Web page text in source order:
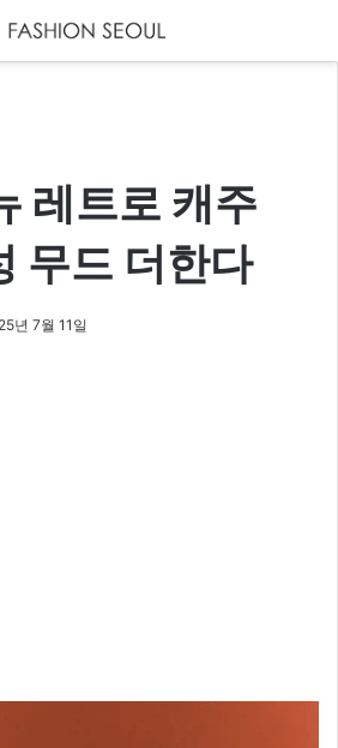
레트로 캐주
무드 더한다
년 7월 11일